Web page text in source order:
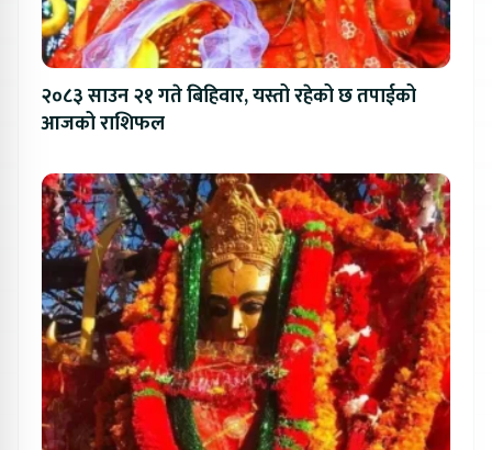
२०८३ साउन २१ गते बिहिवार, यस्तो रहेको छ तपाईको
आजको राशिफल